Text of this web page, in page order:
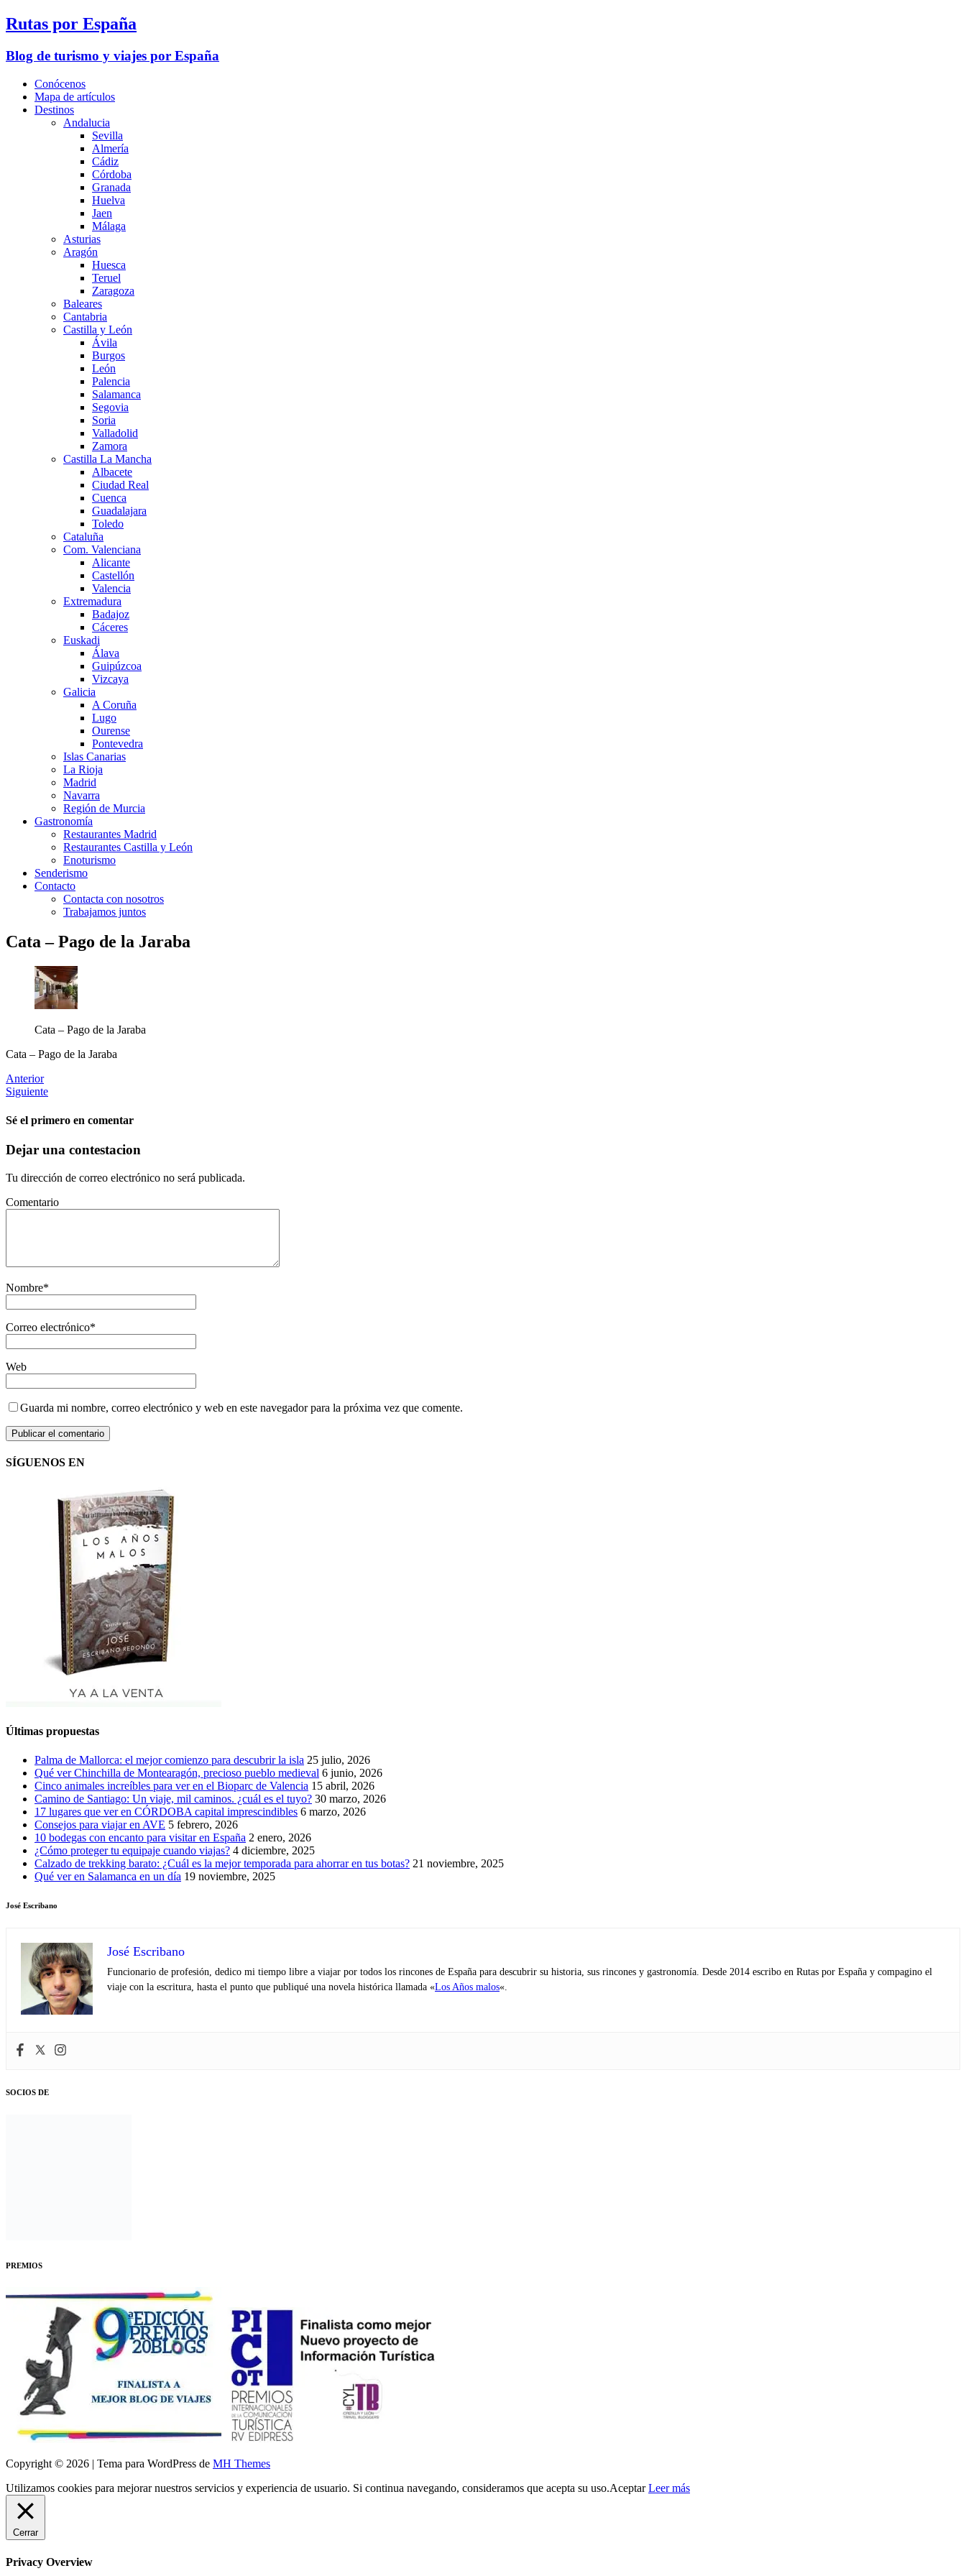
Rutas por España
Blog de turismo y viajes por España
Conócenos
Mapa de artículos
Destinos
Andalucia
Sevilla
Almería
Cádiz
Córdoba
Granada
Huelva
Jaen
Málaga
Asturias
Aragón
Huesca
Teruel
Zaragoza
Baleares
Cantabria
Castilla y León
Ávila
Burgos
León
Palencia
Salamanca
Segovia
Soria
Valladolid
Zamora
Castilla La Mancha
Albacete
Ciudad Real
Cuenca
Guadalajara
Toledo
Cataluña
Com. Valenciana
Alicante
Castellón
Valencia
Extremadura
Badajoz
Cáceres
Euskadi
Álava
Guipúzcoa
Vizcaya
Galicia
A Coruña
Lugo
Ourense
Pontevedra
Islas Canarias
La Rioja
Madrid
Navarra
Región de Murcia
Gastronomía
Restaurantes Madrid
Restaurantes Castilla y León
Enoturismo
Senderismo
Contacto
Contacta con nosotros
Trabajamos juntos
Cata – Pago de la Jaraba
Cata – Pago de la Jaraba
Cata – Pago de la Jaraba
Anterior
Siguiente
Sé el primero en comentar
Dejar una contestacion
Tu dirección de correo electrónico no será publicada.
Comentario
Nombre*
Correo electrónico*
Web
Guarda mi nombre, correo electrónico y web en este navegador para la próxima vez que comente.
SÍGUENOS EN
Últimas propuestas
Palma de Mallorca: el mejor comienzo para descubrir la isla 25 julio, 2026
Qué ver Chinchilla de Montearagón, precioso pueblo medieval 6 junio, 2026
Cinco animales increíbles para ver en el Bioparc de Valencia 15 abril, 2026
Camino de Santiago: Un viaje, mil caminos. ¿cuál es el tuyo? 30 marzo, 2026
17 lugares que ver en CÓRDOBA capital imprescindibles 6 marzo, 2026
Consejos para viajar en AVE 5 febrero, 2026
10 bodegas con encanto para visitar en España 2 enero, 2026
¿Cómo proteger tu equipaje cuando viajas? 4 diciembre, 2025
Calzado de trekking barato: ¿Cuál es la mejor temporada para ahorrar en tus botas? 21 noviembre, 2025
Qué ver en Salamanca en un día 19 noviembre, 2025
José Escribano
José Escribano
Funcionario de profesión, dedico mi tiempo libre a viajar por todos los rincones de España para descubrir su historia, sus rincones y gastronomía. Desde 2014 escribo en Rutas por España y compagino el
viaje con la escritura, hasta el punto que publiqué una novela histórica llamada «Los Años malos«.
SOCIOS DE
PREMIOS
Copyright © 2026 | Tema para WordPress de MH Themes
Utilizamos cookies para mejorar nuestros servicios y experiencia de usuario. Si continua navegando, consideramos que acepta su uso.Aceptar Leer más
Cerrar
Privacy Overview